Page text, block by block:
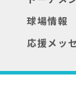
球場情報
応援メッ